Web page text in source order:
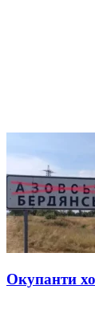
Окупанти